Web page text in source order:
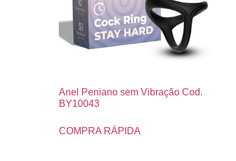
Anel Peniano sem Vibração Cod.
BY10043
COMPRA RÁPIDA